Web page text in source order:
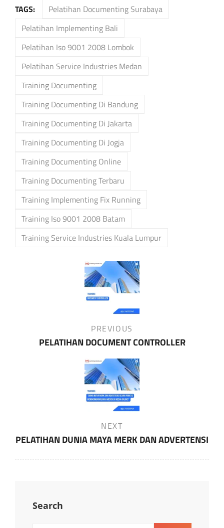
TAGS:
Pelatihan Documenting Surabaya
Pelatihan Implementing Bali
Pelatihan Iso 9001 2008 Lombok
Pelatihan Service Industries Medan
Training Documenting
Training Documenting Di Bandung
Training Documenting Di Jakarta
Training Documenting Di Jogja
Training Documenting Online
Training Documenting Terbaru
Training Implementing Fix Running
Training Iso 9001 2008 Batam
Training Service Industries Kuala Lumpur
PREVIOUS
PELATIHAN DOCUMENT CONTROLLER
Post
NEXT
PELATIHAN DUNIA MAYA MERK DAN ADVERTENSI
Search